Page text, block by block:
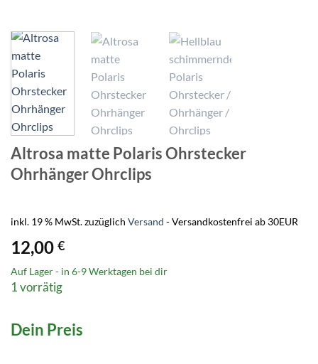
Altrosa matte Polaris Ohrstecker
Ohrhänger Ohrclips
inkl. 19 % MwSt.zuzüglich Versand - Versandkostenfrei ab 30EUR
12,00 €
Auf Lager - in 6-9 Werktagen bei dir
1 vorrätig
Dein Preis